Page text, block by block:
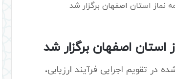
نماز استان اصفهان برگزار شد
استان اصفهان برگزار شد
در تقویم اجرایی فرآیند ارزیابی،